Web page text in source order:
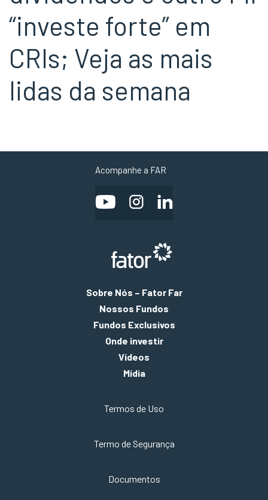
“investe forte” em
CRIs; Veja as mais
lidas da semana
Acompanhe a FAR
Sobre Nós – Fator Far
Nossos Fundos
Fundos Exclusivos
Onde investir
Vídeos
Mídia
Termos de Uso
Termo de Segurança
Documentos